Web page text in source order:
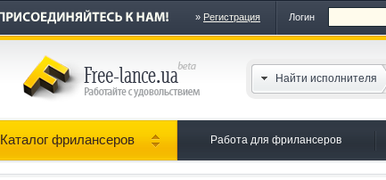
» Регистрация Логин
Найти исполнителя
Каталог фрилансеров Работа для фрилансеров